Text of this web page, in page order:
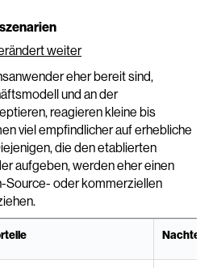
weiter
eher bereit sind,
und an der
reagieren kleine bis
viel empfindlicher auf erhebliche
die den etablierten
aufgeben, werden eher einen
Source- oder kommerziellen
Nachteile